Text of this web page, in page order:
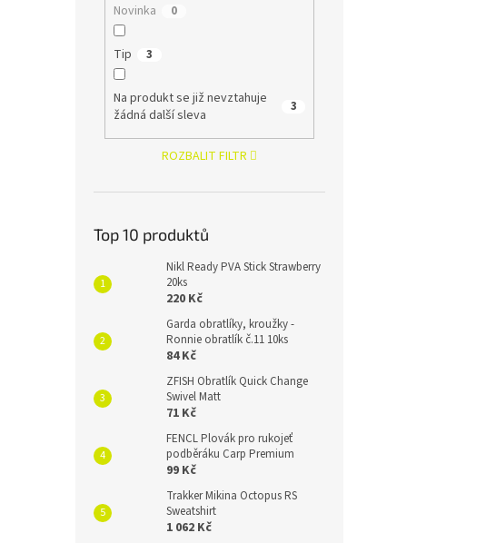
Novinka 0
Tip 3
Na produkt se již nevztahuje
žádná další sleva
3
ROZBALIT FILTR
Top 10 produktů
Nikl Ready PVA Stick Strawberry
20ks
220 Kč
Garda obratlíky, kroužky -
Ronnie obratlík č.11 10ks
84 Kč
ZFISH Obratlík Quick Change
Swivel Matt
71 Kč
FENCL Plovák pro rukojeť
podběráku Carp Premium
99 Kč
Trakker Mikina Octopus RS
Sweatshirt
1 062 Kč